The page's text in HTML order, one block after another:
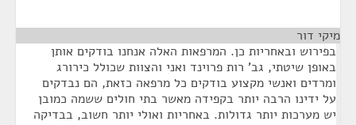
מיקי דור
בפירוש ובאחריות כן. המרפאות האלה אנחנו בודקים אותן
באופן שיטתי, גב' רות פרוינד ואני והצוות שכולל כירורג
ומרדים ואנשי מקצוע בודקים כל מרפאה כזאת, הם נבדקים
על ידינו הרבה יותר בקפידה מאשר בתי חולים ששמה כמובן
יש מערכות יותר גדולות. באחריות ואולי יותר חשוב, בבדיקה